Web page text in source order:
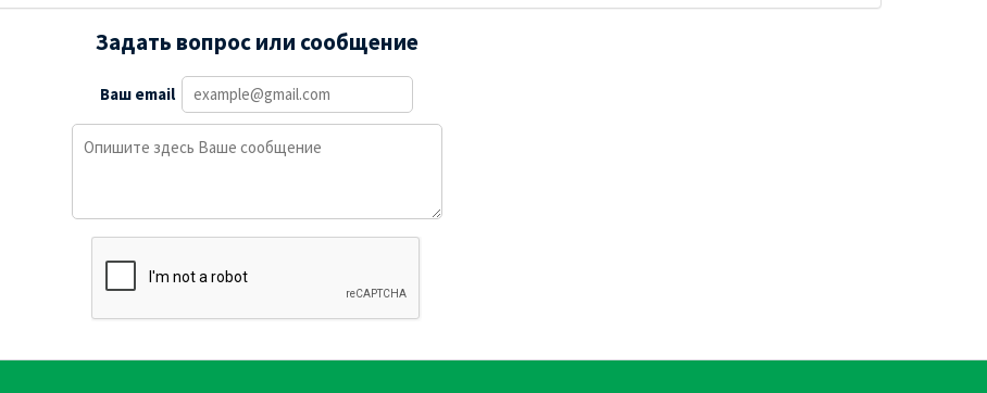
Задать вопрос или сообщение
Ваш email